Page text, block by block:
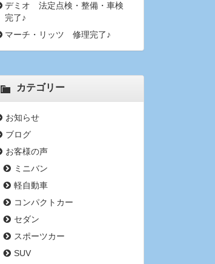
デミオ 法定点検・整備・車検
完了♪
マーチ・リッツ 修理完了♪
カテゴリー
お知らせ
ブログ
お客様の声
ミニバン
軽自動車
コンパクトカー
セダン
スポーツカー
SUV